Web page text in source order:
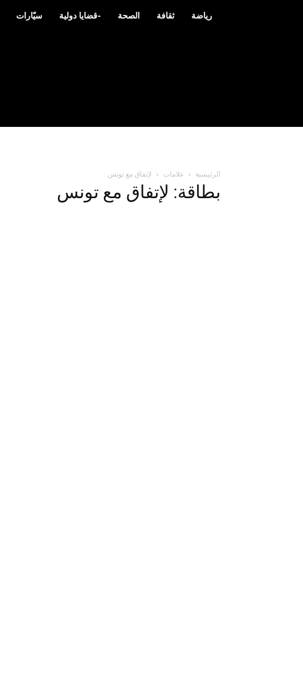
سيّارات -قضايا دولية الصحة ثقافة رياضة
الرئيسية علامات لإتفاق مع تونس
بطاقة: لإتفاق مع تونس